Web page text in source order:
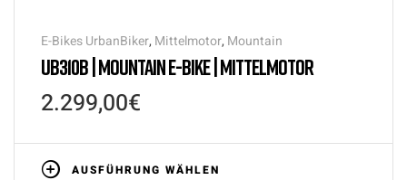
E-Bikes UrbanBiker, Mittelmotor, Mountain
UB310B | MOUNTAIN E-BIKE | MITTELMOTOR
2.299,00€
AUSFÜHRUNG WÄHLEN